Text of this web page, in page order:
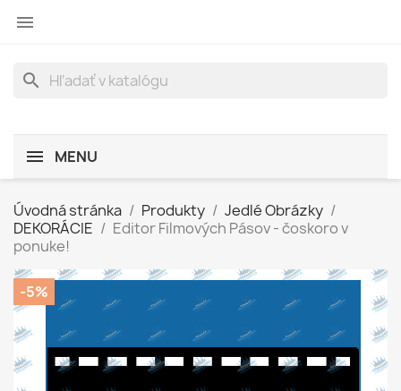

search
MENU
Úvodná stránka Produkty
Jedlé Obrázky
DEKORÁCIE
Editor Filmových Pásov - čoskoro v
ponuke!
-5%